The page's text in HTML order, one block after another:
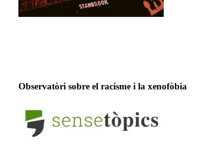
Observatòri sobre el racisme i la xenofòbia